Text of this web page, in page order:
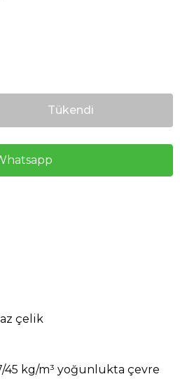
Tükendi
çelik
45 kg/m³ yoğunlukta çevre